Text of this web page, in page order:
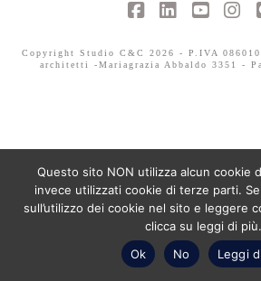
Copyright Studio C&C 2026 - P.IVA
architetti -Mariagrazia Abbaldo 3351 -
Questo sito NON utilizza alcun cookie
invece utilizzati cookie di terze parti.
sull’utilizzo dei cookie nel sito e leggere
clicca su leggi di più.
Ok
No Leggi